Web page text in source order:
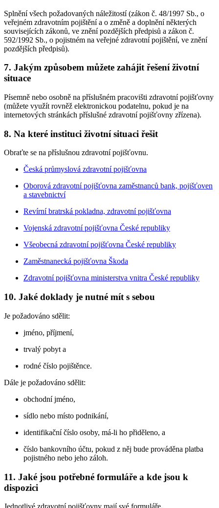
Splnění všech požadovaných náležitostí (zákon č. 48/1997 Sb., o
veřejném zdravotním pojištění a o změně a doplnění některých
souvisejících zákonů, ve znění pozdějších předpisů a zákon č.
592/1992 Sb., o pojistném na veřejné zdravotní pojištění, ve znění
pozdějších předpisů).
7. Jakým způsobem můžete zahájit řešení životní
situace
Písemně nebo osobně na příslušném pracovišti zdravotní pojišťovny
(můžete využít rovněž elektronickou podatelnu, pokud je na
internetových stránkách příslušné zdravotní pojišťovny zřízena).
8. Na které instituci životní situaci řešit
Obraťte se na příslušnou zdravotní pojišťovnu.
Česká průmyslová zdravotní pojišťovna
Oborová zdravotní pojišťovna zaměstnanců bank, pojišťoven
a stavebnictví
Revírní bratrská pokladna, zdravotní pojišťovna
Vojenská zdravotní pojišťovna České republiky
Všeobecná zdravotní pojišťovna České republiky
Zaměstnanecká pojišťovna Škoda
Zdravotní pojišťovna ministerstva vnitra České republiky
10. Jaké doklady je nutné mít s sebou
Je požadováno sdělit:
jméno, příjmení,
trvalý pobyt a
rodné číslo pojištěnce.
Dále je požadováno sdělit:
obchodní jméno,
sídlo nebo místo podnikání,
identifikační číslo osoby, má-li ho přiděleno, a
číslo bankovního účtu, pokud z něj bude prováděna platba
pojistného nebo jeho záloh.
11. Jaké jsou potřebné formuláře a kde jsou k
dispozici